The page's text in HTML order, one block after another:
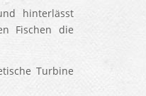
hinterlässt
Fischen die
Turbine